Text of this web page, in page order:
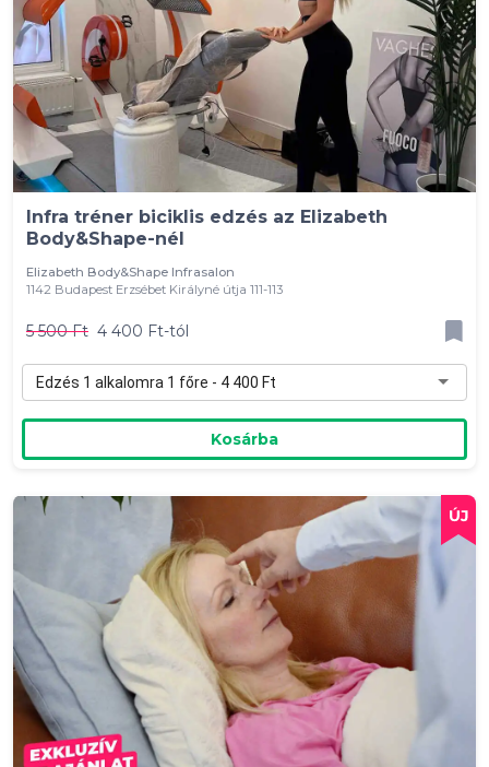
Infra tréner biciklis edzés az Elizabeth
Body&Shape-nél
Elizabeth Body&Shape Infrasalon
1142 Budapest Erzsébet Királyné útja 111-113
5 500 Ft 4 400 Ft-tól
Edzés 1 alkalomra 1 főre - 4 400 Ft
Kosárba